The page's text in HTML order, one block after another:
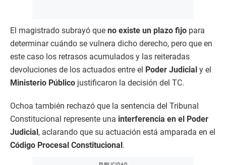
El magistrado subrayó que no existe un plazo fijo para
determinar cuándo se vulnera dicho derecho, pero que en
este caso los retrasos acumulados y las reiteradas
devoluciones de los actuados entre el Poder Judicial y el
Ministerio Público justificaron la decisión del TC.
Ochoa también rechazó que la sentencia del Tribunal
Constitucional represente una interferencia en el Poder
Judicial , aclarando que su actuación está amparada en el
Código Procesal Constitucional .